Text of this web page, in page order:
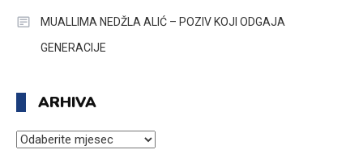
MUALLIMA NEDŽLA ALIĆ – POZIV KOJI ODGAJA
GENERACIJE
ARHIVA
ARHIVA